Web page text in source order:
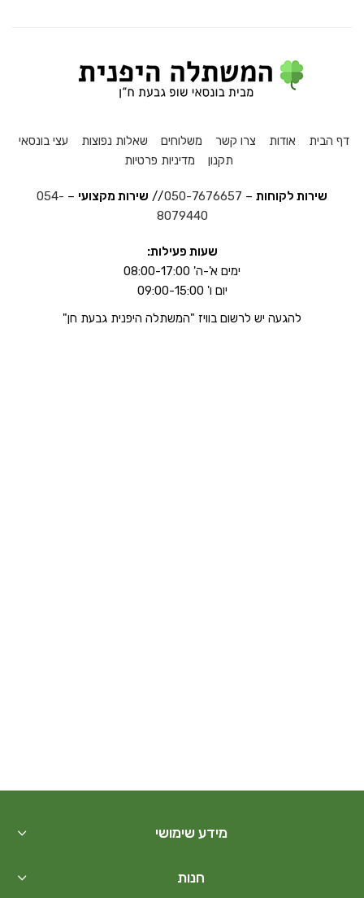
דף הבית אודות צרו קשר משלוחים שאלות נפוצות
עצי בונסאי
תקנון
מדיניות פרטיות
שירות לקוחות –
050-7676657
// שירות מקצועי –
054-
8079440
שעות פעילות:
ימים א'-ה' 08:00-17:00
יום ו' 09:00-15:00
להגעה יש לרשום בוויז "המשתלה היפנית גבעת חן"
מידע שימושי
חנות